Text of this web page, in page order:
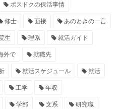
ポスドクの保活事情
修士 面接 あのときの一言
生 理系 就活ガイド
外で 就職先
就活スケジュール 就活
工学 年収
学部 文系 研究職